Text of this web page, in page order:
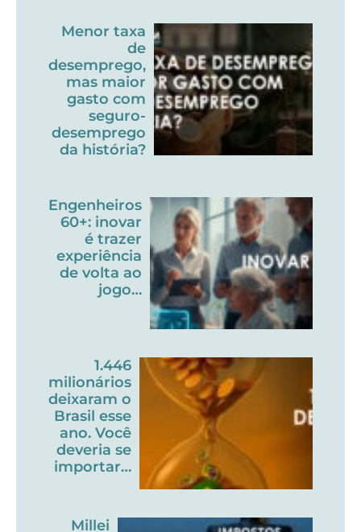
Menor taxa
de
desemprego,
mas maior
gasto com
seguro-
desemprego
da história?
Engenheiros
60+: inovar
é trazer
experiência
de volta ao
jogo…
1.446
milionários
deixaram o
Brasil esse
ano. Você
deveria se
importar…
Millei